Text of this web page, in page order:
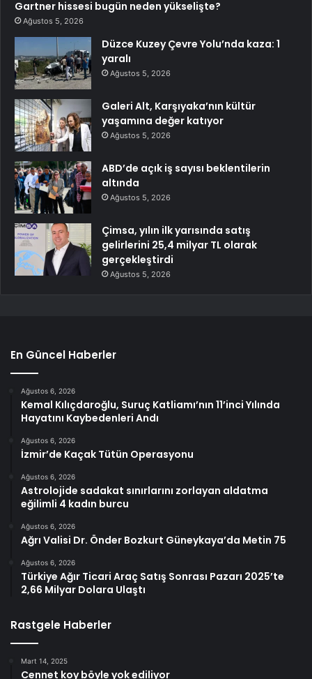
Gartner hissesi bugün neden yükselişte?
Ağustos 5, 2026
Düzce Kuzey Çevre Yolu’nda kaza: 1
yaralı
Ağustos 5, 2026
Galeri Alt, Karşıyaka’nın kültür
yaşamına değer katıyor
Ağustos 5, 2026
ABD’de açık iş sayısı beklentilerin
altında
Ağustos 5, 2026
Çimsa, yılın ilk yarısında satış
gelirlerini 25,4 milyar TL olarak
gerçekleştirdi
Ağustos 5, 2026
En Güncel Haberler
Ağustos 6, 2026
Kemal Kılıçdaroğlu, Suruç Katliamı’nın 11’inci Yılında
Hayatını Kaybedenleri Andı
Ağustos 6, 2026
İzmir’de Kaçak Tütün Operasyonu
Ağustos 6, 2026
Astrolojide sadakat sınırlarını zorlayan aldatma
eğilimli 4 kadın burcu
Ağustos 6, 2026
Ağrı Valisi Dr. Önder Bozkurt Güneykaya’da Metin 75
Ağustos 6, 2026
Türkiye Ağır Ticari Araç Satış Sonrası Pazarı 2025’te
2,66 Milyar Dolara Ulaştı
Rastgele Haberler
Mart 14, 2025
Cennet koy böyle yok ediliyor